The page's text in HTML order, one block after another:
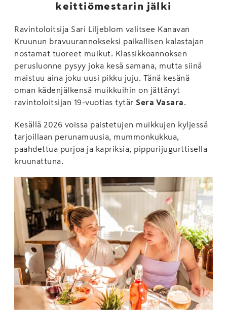
keittiömestarin jälki
Ravintoloitsija Sari Liljeblom valitsee Kanavan
Kruunun bravuurannokseksi paikallisen kalastajan
nostamat tuoreet muikut. Klassikkoannoksen
perusluonne pysyy joka kesä samana, mutta siinä
maistuu aina joku uusi pikku juju. Tänä kesänä
oman kädenjälkensä muikkuihin on jättänyt
ravintoloitsijan 19-vuotias tytär Sera Vasara
Kesällä 2026 voissa paistetujen muikkujen kyljessä
tarjoillaan perunamuusia, mummonkukkua,
paahdettua purjoa ja kapriksia, pippurijugurttisella
kruunattuna.